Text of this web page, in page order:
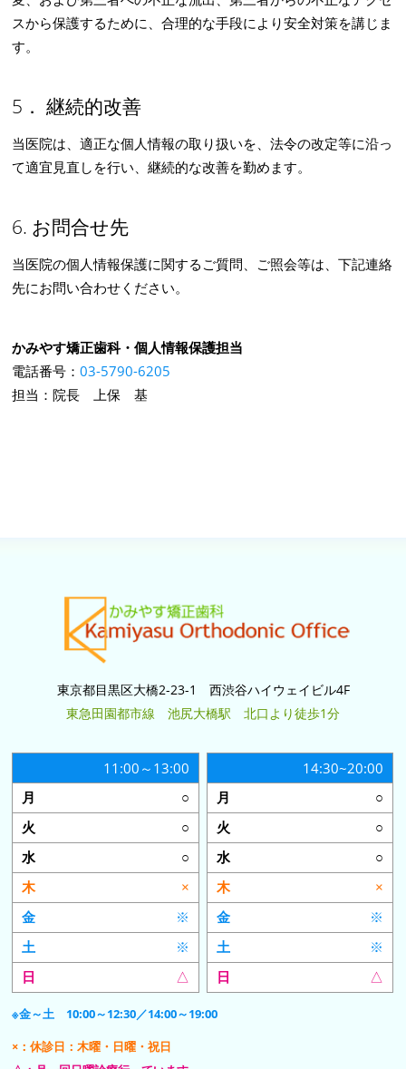
スから保護するために、合理的な手段により安全対策を講じま
す。
5． 継続的改善
当医院は、適正な個人情報の取り扱いを、法令の改定等に沿っ
て適宜見直しを行い、継続的な改善を勤めます。
6. お問合せ先
当医院の個人情報保護に関するご質問、ご照会等は、下記連絡
先にお問い合わせください。
かみやす矯正歯科・個人情報保護担当
電話番号：03-5790-6205
担当：院長 上保 基
東京都目黒区大橋2-23-1 西渋谷ハイウェイビル4F
東急田園都市線 池尻大橋駅 北口より徒歩1分
11:00～13:00
○
○
○
×
※
※
△
14:30~20:00
○
○
○
×
※
※
△
※金～土 10:00～12:30／14:00～19:00
×：休診日：木曜・日曜・祝日